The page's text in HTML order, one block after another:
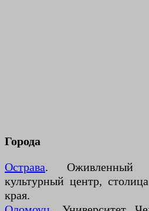
Города
Острава. Оживленный
культурный центр,
края.